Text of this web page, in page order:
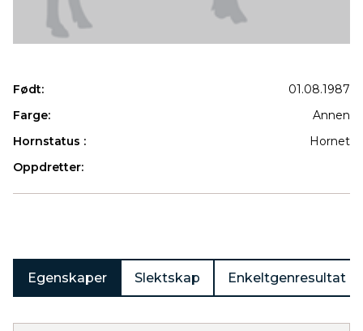
Født:
01.08.1987
Farge:
Annen
Hornstatus :
Hornet
Oppdretter:
Egenskaper Slektskap Enkeltgenresultat